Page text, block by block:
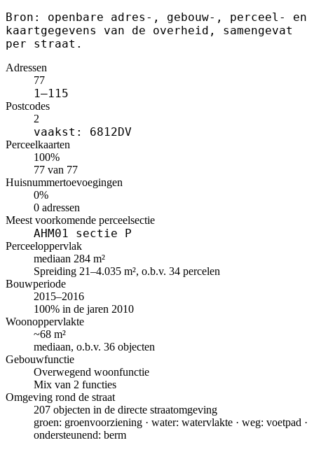
Bron: openbare adres-, gebouw-, perceel- en
kaartgegevens van de overheid, samengevat
per straat.
Adressen
77
1–115
Postcodes
2
vaakst: 6812DV
Perceelkaarten
100%
77 van 77
Huisnummertoevoegingen
0%
0 adressen
Meest voorkomende perceelsectie
AHM01 sectie P
Perceeloppervlak
mediaan 284 m²
Spreiding 21–4.035 m², o.b.v. 34 percelen
Bouwperiode
2015–2016
100% in de jaren 2010
Woonoppervlakte
~68 m²
mediaan, o.b.v. 36 objecten
Gebouwfunctie
Overwegend woonfunctie
Mix van 2 functies
Omgeving rond de straat
207 objecten in de directe straatomgeving
groen: groenvoorziening · water: watervlakte · weg: voetpad ·
ondersteunend: berm